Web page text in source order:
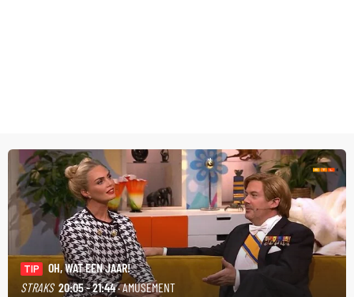
TIP
OH, WAT EEN JAAR!
STRAKS 20:05 - 21:44· AMUSEMENT